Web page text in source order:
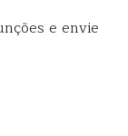
e envie